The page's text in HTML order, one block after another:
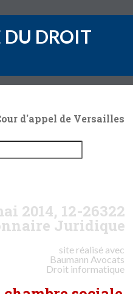
DROIT
d'appel de Versailles
2014, 12-26322
Juridique
site réalisé avec
Baumann Avocats
Droit informatique